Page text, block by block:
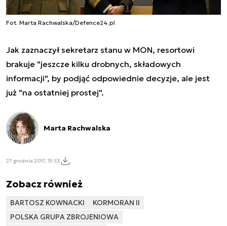
Fot. Marta Rachwalska/Defence24.pl
Jak zaznaczył sekretarz stanu w MON, resortowi
brakuje "jeszcze kilku drobnych, składowych
informacji", by podjąć odpowiednie decyzje, ale jest
już "na ostatniej prostej".
Marta Rachwalska
27 grudnia 2017, 15:53
Zobacz również
BARTOSZ KOWNACKI
KORMORAN II
POLSKA GRUPA ZBROJENIOWA